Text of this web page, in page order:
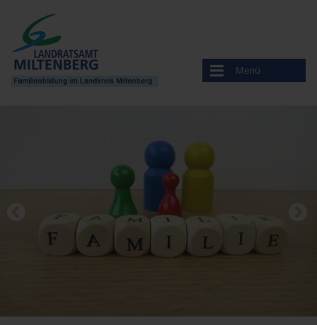
Menü
Amt für Ernährung, Landwirtschaft und Forsten
Bayerisches Rotes Kreuz